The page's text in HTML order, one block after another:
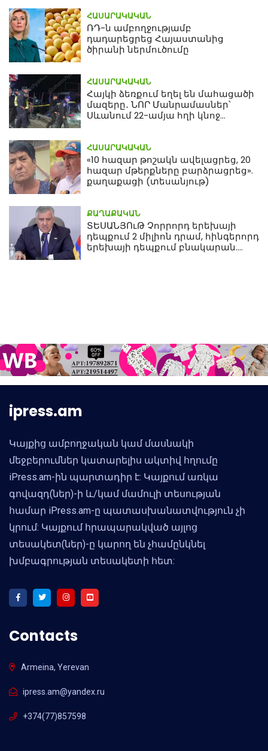
ՀԱՍԱՐԱԿԱԿԱՆ
ՌԴ-ն ամբողջությամբ
դադարեցրեց Հայաստանից
ծիրանի ներմուծումը
ՀԱՍԱՐԱԿԱԿԱՆ
Հայկի ձեռքում եղել են մահացածի
մազերը․ ՆՈՐ Մանրամասներ՝
Սևանում 22-ամյա հղի կնոջ
ՀԱՍԱՐԱԿԱԿԱՆ
«10 հազար թոշակն ավելացրեց, 20
հազար մթերքները բարձրացրեց».
քաղաքացի (տեսանյութ)
ՔԱՂԱՔԱԿԱՆ
ՏԵՍԱՆՅՈւԹ Չորրորդ երեխայի
դեպքում 2 միլիոն դրամ, հինգերորդ
երեխայի դեպքում բնակարան.
ipress.am
Կայքից ամբողջական կամ մասնակի
մեջբերումներ կատարելիս ակտիվ հղումը
iPress.am-ին պարտադիր է: Կայքում առկա
գովազդ(ներ)-ի և/կամ մամուլի տեսության
համար iPress.am-ը պատասխանատվություն չի
կրում: Կայքում հրապարակված այլոց
տեսակետ(ներ)-ը կարող են չհամընկնել
խմբագրության տեսակետի հետ:
Contacts
Armeina, Yerevan
ipress.am@yandex.ru
+374(77)857598